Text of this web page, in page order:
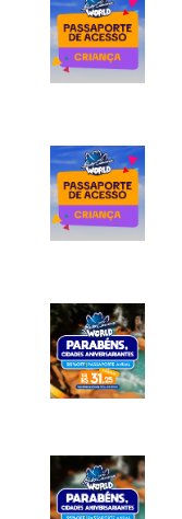
INFO
INFO
INFO
INFO